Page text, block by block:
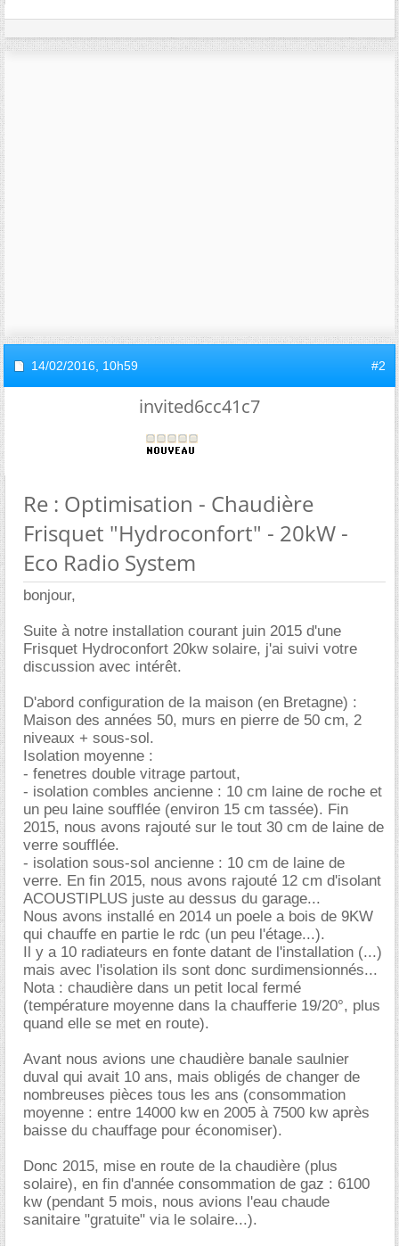
14/02/2016, 10h59 #2
invited6cc41c7
Re : Optimisation - Chaudière
Frisquet "Hydroconfort" - 20kW -
Eco Radio System
bonjour,
Suite à notre installation courant juin 2015 d'une
Frisquet Hydroconfort 20kw solaire, j'ai suivi votre
discussion avec intérêt.
D'abord configuration de la maison (en Bretagne) :
Maison des années 50, murs en pierre de 50 cm, 2
niveaux + sous-sol.
Isolation moyenne :
- fenetres double vitrage partout,
- isolation combles ancienne : 10 cm laine de roche et
un peu laine soufflée (environ 15 cm tassée). Fin
2015, nous avons rajouté sur le tout 30 cm de laine de
verre soufflée.
- isolation sous-sol ancienne : 10 cm de laine de
verre. En fin 2015, nous avons rajouté 12 cm d'isolant
ACOUSTIPLUS juste au dessus du garage...
Nous avons installé en 2014 un poele a bois de 9KW
qui chauffe en partie le rdc (un peu l'étage...).
Il y a 10 radiateurs en fonte datant de l'installation (...)
mais avec l'isolation ils sont donc surdimensionnés...
Nota : chaudière dans un petit local fermé
(température moyenne dans la chaufferie 19/20°, plus
quand elle se met en route).
Avant nous avions une chaudière banale saulnier
duval qui avait 10 ans, mais obligés de changer de
nombreuses pièces tous les ans (consommation
moyenne : entre 14000 kw en 2005 à 7500 kw après
baisse du chauffage pour économiser).
Donc 2015, mise en route de la chaudière (plus
solaire), en fin d'année consommation de gaz : 6100
kw (pendant 5 mois, nous avions l'eau chaude
sanitaire "gratuite" via le solaire...).